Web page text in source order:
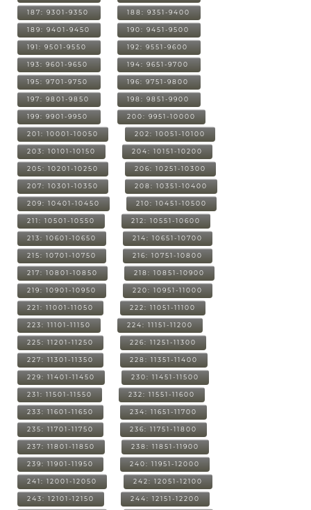
187: 9301-9350 188: 9351-9400
189: 9401-9450 190: 9451-9500
191: 9501-9550 192: 9551-9600
193: 9601-9650 194: 9651-9700
195: 9701-9750 196: 9751-9800
197: 9801-9850 198: 9851-9900
199: 9901-9950 200: 9951-10000
201: 10001-10050 202: 10051-10100
203: 10101-10150 204: 10151-10200
205: 10201-10250 206: 10251-10300
207: 10301-10350 208: 10351-10400
209: 10401-10450 210: 10451-10500
211: 10501-10550 212: 10551-10600
213: 10601-10650 214: 10651-10700
215: 10701-10750 216: 10751-10800
217: 10801-10850 218: 10851-10900
219: 10901-10950 220: 10951-11000
221: 11001-11050 222: 11051-11100
223: 11101-11150 224: 11151-11200
225: 11201-11250 226: 11251-11300
227: 11301-11350 228: 11351-11400
229: 11401-11450 230: 11451-11500
231: 11501-11550 232: 11551-11600
233: 11601-11650 234: 11651-11700
235: 11701-11750 236: 11751-11800
237: 11801-11850 238: 11851-11900
239: 11901-11950 240: 11951-12000
241: 12001-12050 242: 12051-12100
243: 12101-12150 244: 12151-12200